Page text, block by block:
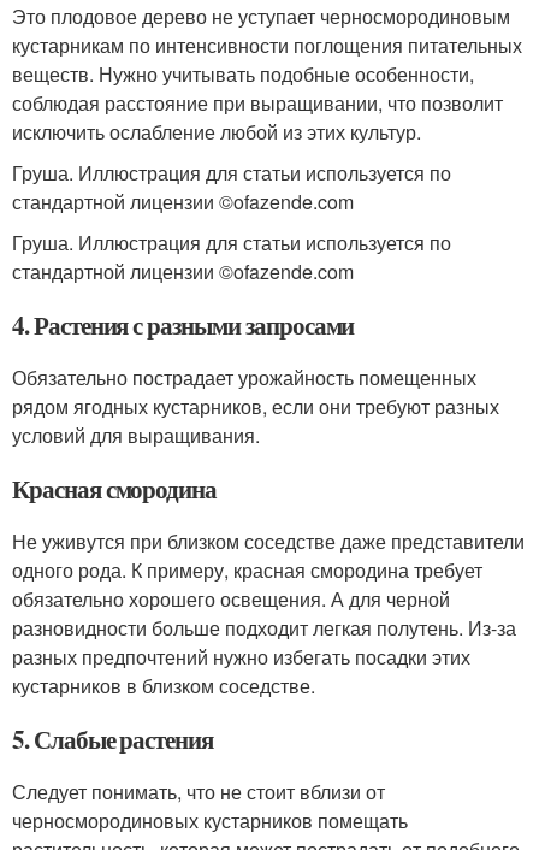
Это плодовое дерево не уступает черносмородиновым
кустарникам по интенсивности поглощения питательных
веществ. Нужно учитывать подобные особенности,
соблюдая расстояние при выращивании, что позволит
исключить ослабление любой из этих культур.
Груша. Иллюстрация для статьи используется по
стандартной лицензии ©ofazende.com
Груша. Иллюстрация для статьи используется по
стандартной лицензии ©ofazende.com
4. Растения с разными запросами
Обязательно пострадает урожайность помещенных
рядом ягодных кустарников, если они требуют разных
условий для выращивания.
Красная смородина
Не уживутся при близком соседстве даже представители
одного рода. К примеру, красная смородина требует
обязательно хорошего освещения. А для черной
разновидности больше подходит легкая полутень. Из-за
разных предпочтений нужно избегать посадки этих
кустарников в близком соседстве.
5. Слабые растения
Следует понимать, что не стоит вблизи от
черносмородиновых кустарников помещать